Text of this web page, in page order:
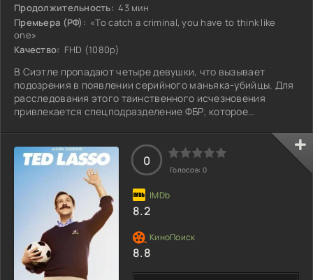
Продолжительность: 43 мин
Премьера (РФ): «To catch a criminal, you have to think like
one»
Качество: FHD (1080p)
В Сиэтле пропадают четыре девушки, что вызывает
подозрения в появлении серийного маньяка-убийцы. Для
расследования этого таинственного исчезновения
привлекается спецподразделение ФБР, которое
Под руководством Джейсона Гидеона, опытного
аналитика и ведущего эксперта, команда занимается
созданием психологического портрета преступника.
Гидеон, известный своей исключительной интуицией и
нестандартным подходом, редко появляется в
лабораториях,
0
Голосов: 0
8.2
8.8